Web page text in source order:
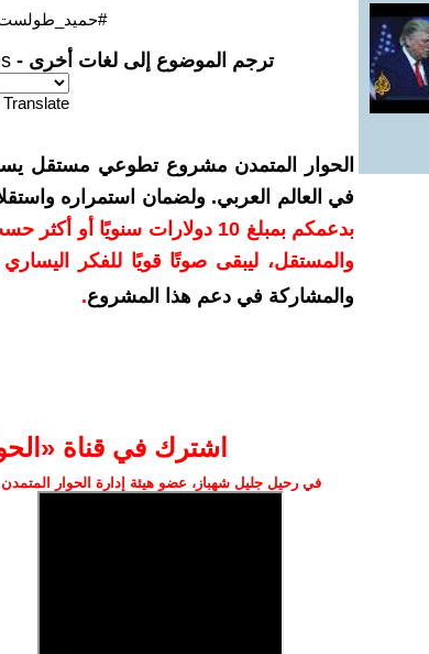
ترجم الموضوع إلى لغات أخرى -
Translate
الحوار المتمدن مشروع تطوعي مستقل يسعى
في العالم العربي. ولضمان استمراره
بدعمكم بمبلغ 10 دولارات
والمستقل، ليبقى صوتًا قويًا للفكر
والمشاركة في دعم هذا المشروع.
اشترك في قناة
في رحيل جليل شهباز، عضو هيئة إدارة الحوار المتمدن